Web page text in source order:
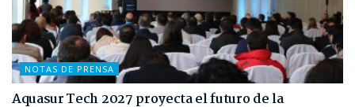
NOTAS DE PRENSA
Aquasur Tech 2027 proyecta el futuro de la